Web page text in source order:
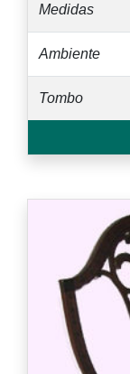
Medidas
Ambiente
Tombo